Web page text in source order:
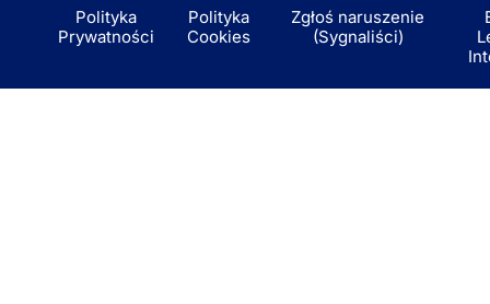
Polityka
Prywatności
Polityka
Cookies
Zgłoś naruszenie
(Sygnaliści)